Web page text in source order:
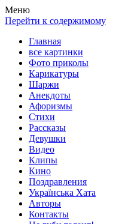
Весела хата — прикольные
клипы!
Покажем всем ваши фото
рассказы, видео и песни!
Меню
Перейти к содержимому
Главная
все картинки
Фото приколы
Карикатуры
Шаржи
Анекдоты
Афоризмы
Стихи
Рассказы
Девушки
Видео
Клипы
Кино
Поздравления
Українська Хата
Авторы
Контакты